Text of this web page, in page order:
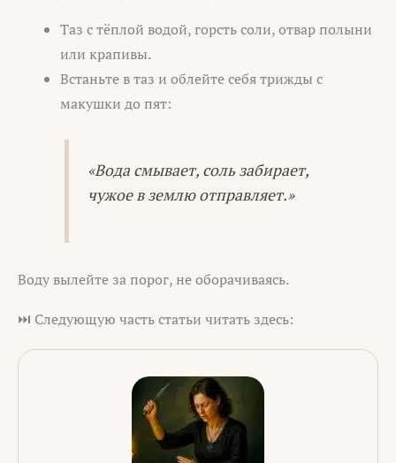
Таз с тёплой водой, горсть соли, отвар полыни
или крапивы.
Встаньте в таз и облейте себя трижды с
макушки до пят:
«Вода смывает, соль забирает,
чужое в землю отправляет.»
Воду вылейте за порог, не оборачиваясь.
⏭️ Следующую часть статьи читать здесь: